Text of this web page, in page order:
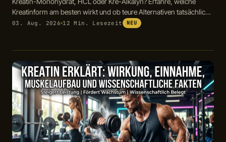
Kreatinform am besten wirkt und ob teure Alternativen tatsächlich
Vorteile bieten.
03. Aug. 2026 12 Min. Lesezeit NEU